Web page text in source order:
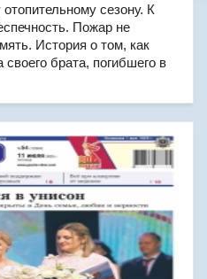
сезону. К
Пожар не
История о том, как
брата, погибшего в